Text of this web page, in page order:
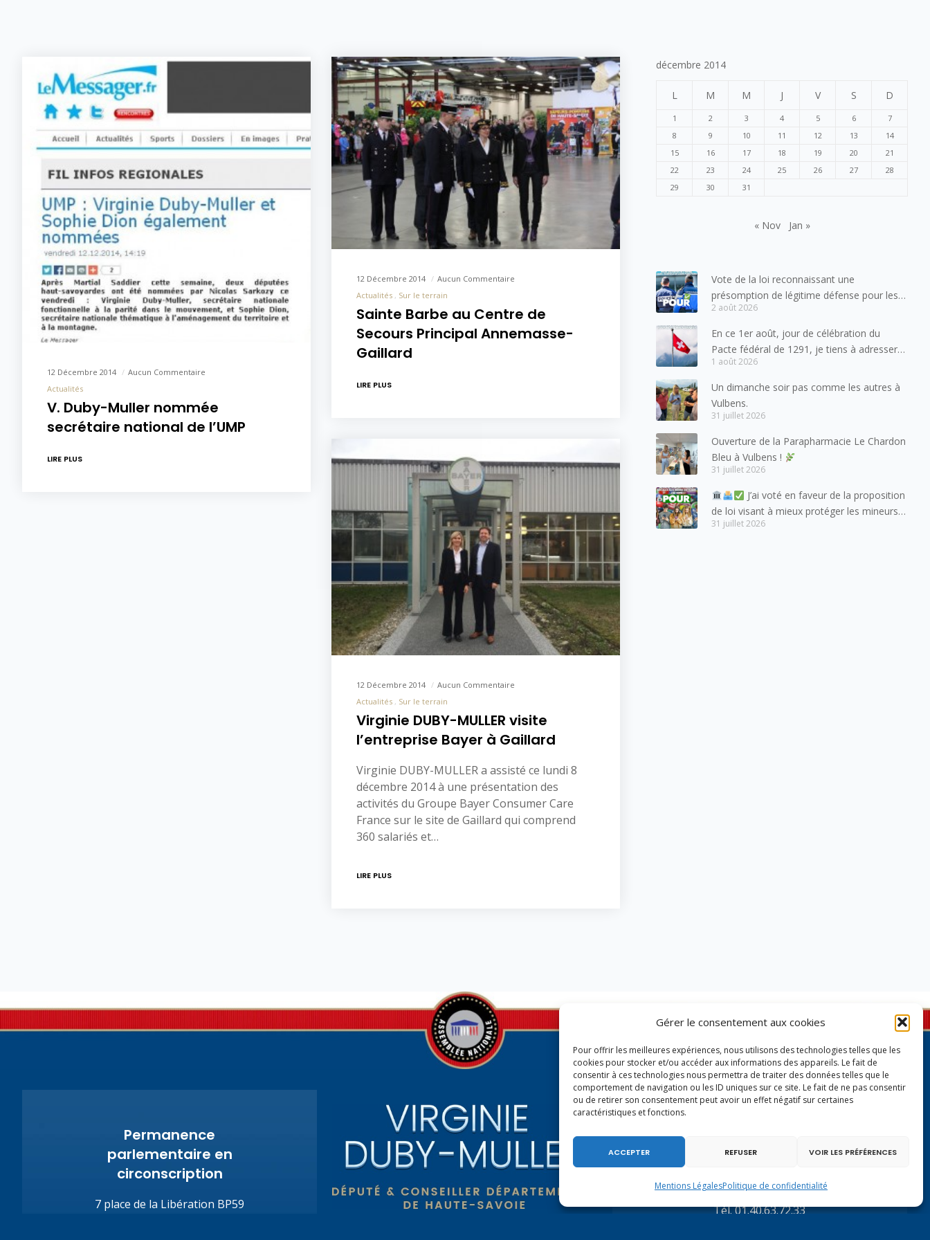
Gérer le consentement aux cookies
Pour offrir les meilleures expériences, nous utilisons des technologies telles que les
cookies pour stocker et/ou accéder aux informations des appareils. Le fait de
consentir à ces technologies nous permettra de traiter des données telles que le
comportement de navigation ou les ID uniques sur ce site. Le fait de ne pas consentir
ou de retirer son consentement peut avoir un effet négatif sur certaines
caractéristiques et fonctions.
ACCEPTER REFUSER VOIR LES PRÉFÉRENCES
Mentions LégalesPolitique de confidentialité
12 Décembre 2014
Aucun Commentaire
Actualités
V. Duby-Muller nommée
secrétaire national de l’UMP
LIRE PLUS
12 Décembre 2014
Aucun Commentaire
Actualités
Sur le terrain
Sainte Barbe au Centre de
Secours Principal Annemasse-
Gaillard
LIRE PLUS
12 Décembre 2014
Aucun Commentaire
Actualités
Sur le terrain
Virginie DUBY-MULLER visite
l’entreprise Bayer à Gaillard
Virginie DUBY-MULLER a assisté ce lundi 8
décembre 2014 à une présentation des
activités du Groupe Bayer Consumer Care
France sur le site de Gaillard qui comprend
360 salariés et…
LIRE PLUS
décembre 2014
L M M J V S D
1 2 3 4 5 6
7
8
9 10 11 12 13
14
15
16 17 18 19 20
21
22
23 24 25 26 27
28
29
30 31
« Nov Jan »
Vote de la loi reconnaissant une
présomption de légitime défense pour les
forces de l’ordre
2 août 2026
En ce 1er août, jour de célébration du
Pacte fédéral de 1291, je tiens à adresser
mes meilleures salutations à nos voisins et
amis suisses, et plus particulièrement aux
habitants du bassin genevois et de l’arc
lémanique, avec lesquels la Haute-Savoie
1 août 2026
Un dimanche soir pas comme les autres à
Vulbens.
31 juillet 2026
Ouverture de la Parapharmacie Le Chardon
Bleu à Vulbens !
31 juillet 2026
J’ai voté en faveur de la proposition
de loi visant à mieux protéger les mineurs
des risques liés à l’utilisation des réseaux
31 juillet 2026
Permanence
parlementaire en
circonscription
7 place de la Libération BP59
Contactez-moi à Paris
75007 PARIS
Tél.01.40.63.72.33